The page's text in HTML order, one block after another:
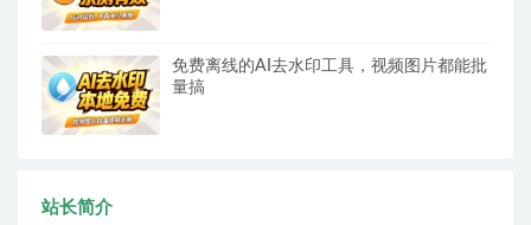
免费离线的AI去水印工具，视频图片都能批
量搞
站长简介